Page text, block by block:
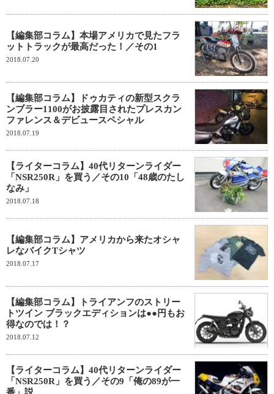
【編集部コラム】本場アメリカで見たフラ
ットトラックが最高だった！／その1
2018.07.20
【編集部コラム】ドゥカティの新型スクラ
ンブラー1100がお披露目されたプレスカン
ファレンス＆デビュースペシャル
2018.07.19
【ライターコラム】40代リターンライダー
「NSR250R」を買う／その10「48歳のたし
なみ」
2018.07.18
【編集部コラム】アメリカから来たオシャ
レなバイクTシャツ
2018.07.17
【編集部コラム】トライアンフのストリー
トツイン ブラックエディションは●●円もお
得なのでは！？
2018.07.12
【ライターコラム】40代リターンライダー
「NSR250R」を買う／その9「俺の89が一